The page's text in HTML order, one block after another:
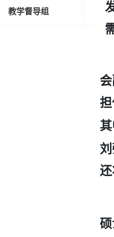
教学督导组